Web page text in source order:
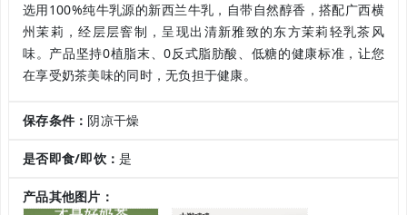
选用100%纯牛乳源的新西兰牛乳，自带自然醇香，搭配广西横
州茉莉，经层层窨制，呈现出清新雅致的东方茉莉轻乳茶风
味。产品坚持0植脂末、0反式脂肪酸、低糖的健康标准，让您
在享受奶茶美味的同时，无负担于健康。
保存条件： 阴凉干燥
是否即食/即饮：是
产品其他图片：